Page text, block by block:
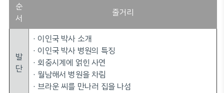
순
서
줄거리
발
단
· 이인국 박사 소개
· 이인국 박사 병원의 특징
· 회중시계에 얽힌 사연
· 월남해서 병원을 차림
· 브라운 씨를 만나러 집을 나섬